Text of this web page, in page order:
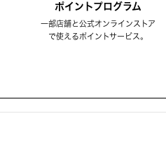
ポイントプログラム
一部店舗と公式オンラインストア
で使えるポイントサービス。